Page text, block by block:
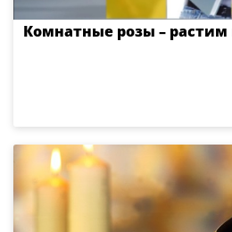
Комнатные розы – растим